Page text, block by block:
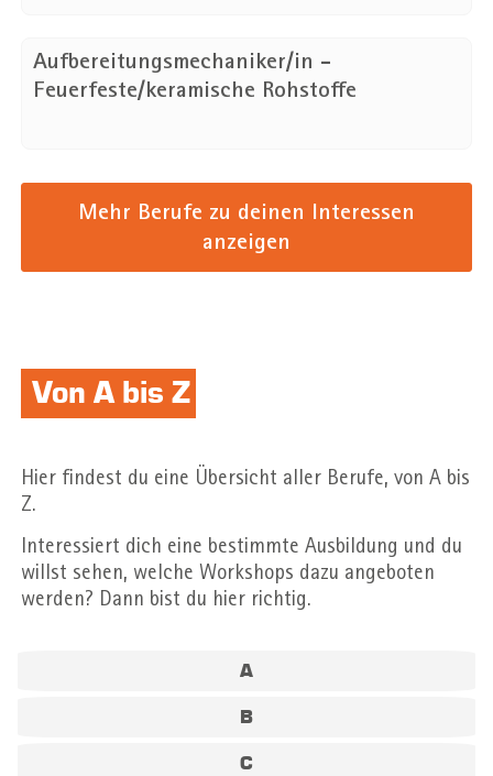
Aufbereitungsmechaniker/in -
Feuerfeste/keramische Rohstoffe
Mehr Berufe zu deinen Interessen
anzeigen
Von A bis Z
Hier findest du eine Übersicht aller Berufe, von A bis
Z.
Interessiert dich eine bestimmte Ausbildung und du
willst sehen, welche Workshops dazu angeboten
werden? Dann bist du hier richtig.
A
B
C